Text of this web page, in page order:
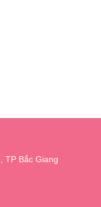
TP Bắc Giang